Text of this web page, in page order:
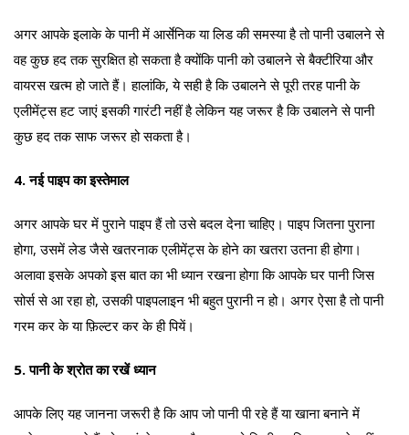
अगर आपके इलाके के पानी में आर्सेनिक या लिड की समस्या है तो पानी उबालने से
वह कुछ हद तक सुरक्षित हो सकता है क्योंकि पानी को उबालने से बैक्टीरिया और
वायरस खत्म हो जाते हैं। हालांकि, ये सही है कि उबालने से पूरी तरह पानी के
एलीमेंट्स हट जाएं इसकी गारंटी नहीं है लेकिन यह जरूर है कि उबालने से पानी
कुछ हद तक साफ जरूर हो सकता है।
4. नई पाइप का इस्तेमाल
अगर आपके घर में पुराने पाइप हैं तो उसे बदल देना चाहिए। पाइप जितना पुराना
होगा, उसमें लेड जैसे खतरनाक एलीमेंट्स के होने का खतरा उतना ही होगा।
अलावा इसके अपको इस बात का भी ध्यान रखना होगा कि आपके घर पानी जिस
सोर्स से आ रहा हो, उसकी पाइपलाइन भी बहुत पुरानी न हो। अगर ऐसा है तो पानी
गरम कर के या फ़िल्टर कर के ही पियें।
5. पानी के श्रोत का रखें ध्यान
आपके लिए यह जानना जरूरी है कि आप जो पानी पी रहे हैं या खाना बनाने में